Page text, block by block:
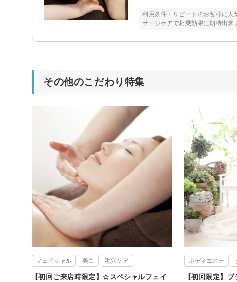
利用条件：リピートのお客様に人
サージケアで相乗効果に期待出
その他のこだわり特集
フェイシャル 美白 毛穴ケア
【初回ご来店時限定】☆スペシャルフェイ
ボディエステ
【初回限定】